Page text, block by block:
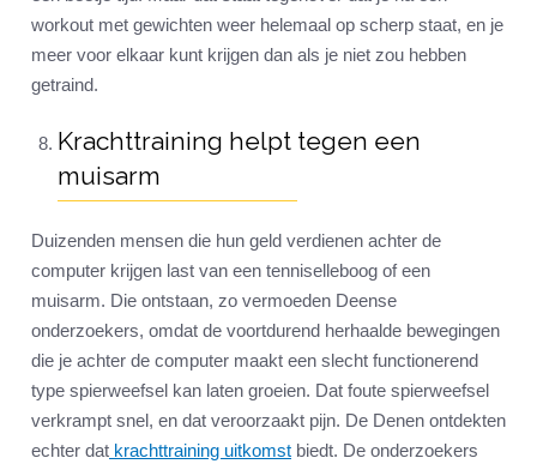
workout met gewichten weer helemaal op scherp staat, en je
meer voor elkaar kunt krijgen dan als je niet zou hebben
getraind.
Krachttraining helpt tegen een
muisarm
Duizenden mensen die hun geld verdienen achter de
computer krijgen last van een tenniselleboog of een
muisarm. Die ontstaan, zo vermoeden Deense
onderzoekers, omdat de voortdurend herhaalde bewegingen
die je achter de computer maakt een slecht functionerend
type spierweefsel kan laten groeien. Dat foute spierweefsel
verkrampt snel, en dat veroorzaakt pijn. De Denen ontdekten
echter dat krachttraining uitkomst biedt. De onderzoekers